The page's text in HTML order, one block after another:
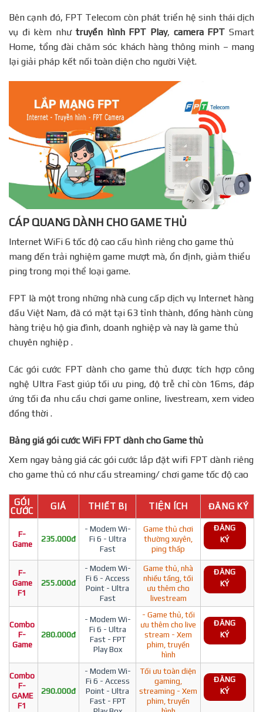
Bên cạnh đó, FPT Telecom còn phát triển hệ sinh thái dịch
vụ đi kèm nhưtruyền hình FPT Play, camera FPT Smart
Home, tổng đài chăm sóc khách hàng thông minh – mang
lại giải pháp kết nối toàn diện cho người Việt.
CÁP QUANG DÀNH CHO GAME THỦ
Internet WiFi 6 tốc độ cao cấu hình riêng cho game thủ
mang đến trải nghiệm game mượt mà, ổn định, giảm thiểu
ping trong mọi thể loại game.
FPT là một trong những nhà cung cấp dịch vụ Internet hàng
đầu Việt Nam, đã có mặt tại 63 tỉnh thành, đồng hành cùng
hàng triệu hộ gia đình, doanh nghiệp và nay là game thủ
chuyên nghiệp .
Các gói cước FPT dành cho game thủ được tích hợp công
nghệ Ultra Fast giúp tối ưu ping, độ trễ chỉ còn 16ms, đáp
ứng tối đa nhu cầu chơi game online, livestream, xem video
đồng thời .
Bảng giá gói cước WiFi FPT dành cho Game thủ
Xem ngay bảng giá các gói cước lắp đặt wifi FPT dành riêng
cho game thủ có như cầu streaming/ chơi game tốc độ cao
GÓI
CƯỚC
GIÁ THIẾT BỊ TIỆN ÍCH ĐĂNG KÝ
F-
Game
235.000đ
- Modem Wi-
Fi 6 - Ultra
Fast
Game thủ chơi
thường xuyên,
ping thấp
ĐĂNG
KÝ
F-
Game
F1
255.000đ
- Modem Wi-
Fi 6 - Access
Point - Ultra
Fast
Game thủ, nhà
nhiều tầng, tối
ưu thêm cho
livestream
ĐĂNG
KÝ
Combo
F-
Game
280.000đ
- Modem Wi-
Fi 6 - Ultra
Fast - FPT
Play Box
- Game thủ, tối
ưu thêm cho live
stream - Xem
phim, truyền
hình
ĐĂNG
KÝ
Combo
F-
GAME
F1
290.000đ
- Modem Wi-
Fi 6 - Access
Point - Ultra
Fast - FPT
Tối ưu toàn diện
gaming,
streaming - Xem
phim, truyền
ĐĂNG
KÝ